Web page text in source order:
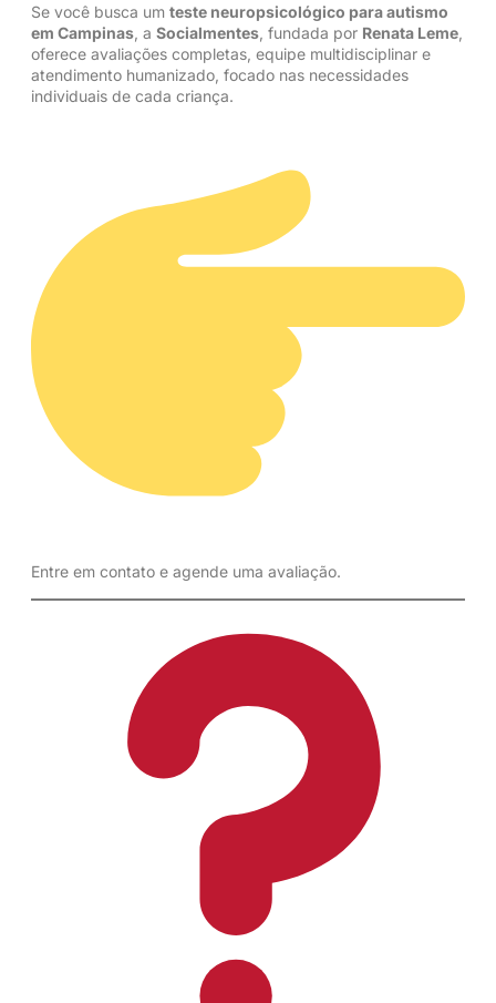
Se você busca um teste neuropsicológico paraautismo
em Campinas , a Socialmentes , fundada por Renata Leme
oferece avaliações completas, equipe multidisciplinar e
atendimento humanizado, focado nas necessidades
individuais de cada criança.
Entre em contato e agende uma avaliação.